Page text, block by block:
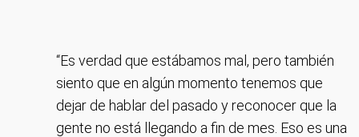
“Es verdad que estábamos mal, pero también
siento que en algún momento tenemos que
dejar de hablar del pasado y reconocer que la
gente no está llegando a fin de mes. Eso es una